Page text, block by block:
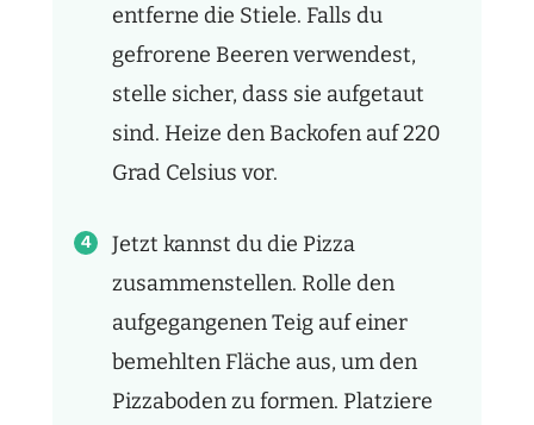
entferne die Stiele. Falls du
gefrorene Beeren verwendest,
stelle sicher, dass sie aufgetaut
sind. Heize den Backofen auf 220
Grad Celsius vor.
Jetzt kannst du die Pizza
zusammenstellen. Rolle den
aufgegangenen Teig auf einer
bemehlten Fläche aus, um den
Pizzaboden zu formen. Platziere